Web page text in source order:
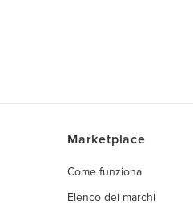
Marketplace
Come funziona
Elenco dei marchi